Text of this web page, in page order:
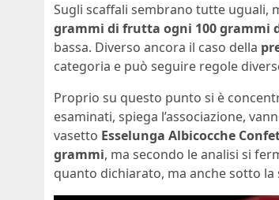
Sugli scaffali sembrano tutte uguali,
grammi di frutta ogni 100 grammi
bassa. Diverso ancora il caso della
categoria e può seguire regole
Proprio su questo punto si è
esaminati, spiega l’associazione,
vasetto Esselunga Albicocche
grammi, ma secondo le analisi si
quanto dichiarato, ma anche sotto